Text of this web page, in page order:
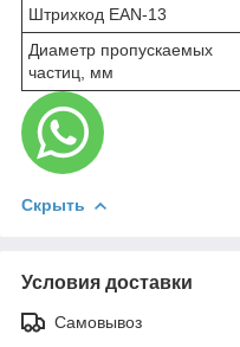
Штрихкод EAN-13
Диаметр пропускаемых
частиц, мм
Скрыть
Условия доставки
Самовывоз